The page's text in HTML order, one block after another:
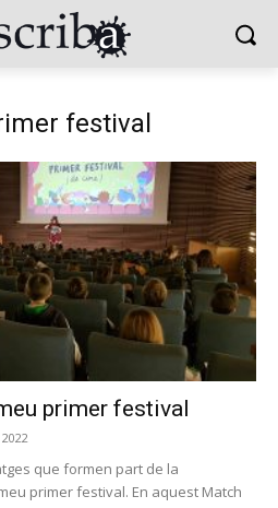
festival
primer festival
que formen part de la
primer festival. En aquest Match